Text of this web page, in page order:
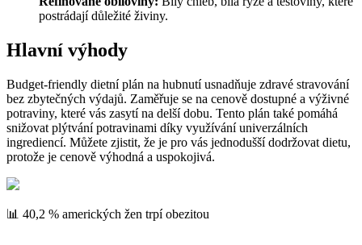
postrádají důležité živiny.
Hlavní výhody
Budget-friendly dietní plán na hubnutí usnadňuje zdravé stravování
bez zbytečných výdajů. Zaměřuje se na cenově dostupné a výživné
potraviny, které vás zasytí na delší dobu. Tento plán také pomáhá
snižovat plýtvání potravinami díky využívání univerzálních
ingrediencí. Můžete zjistit, že je pro vás jednodušší dodržovat dietu,
protože je cenově výhodná a uspokojivá.
📊 40,2 % amerických žen trpí obezitou